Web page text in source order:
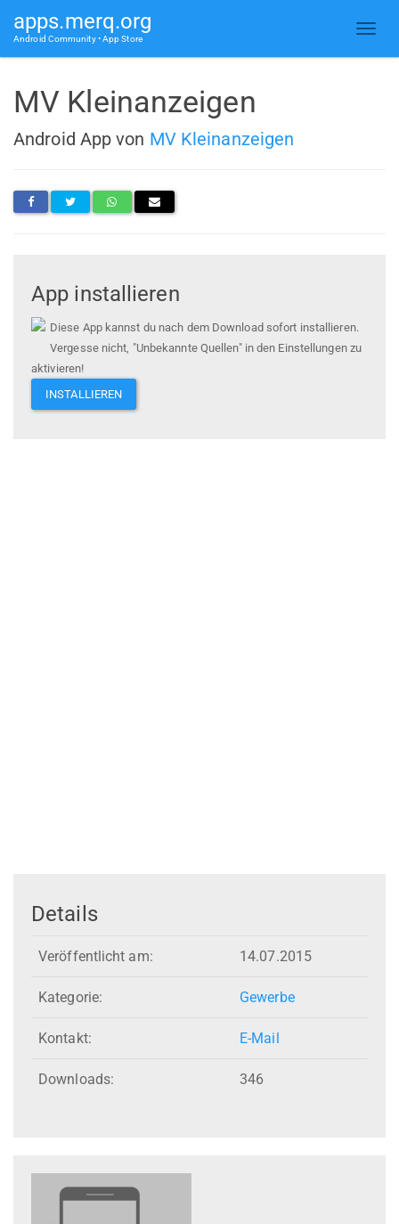
apps.merq.org
Android Community • App Store
MV Kleinanzeigen
Android App von MV Kleinanzeigen
App installieren
Diese App kannst du nach dem Download sofort installieren.
Vergesse nicht, "Unbekannte Quellen" in den Einstellungen zu
aktivieren!
INSTALLIEREN
Details
Veröffentlicht am: 14.07.2015
Kategorie: Gewerbe
Kontakt: E-Mail
Downloads: 346